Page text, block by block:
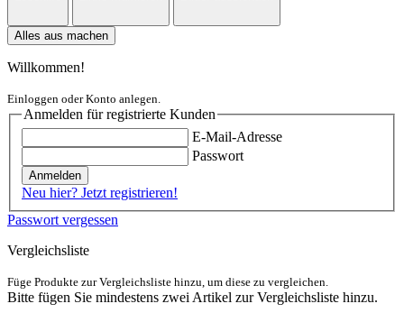
Alles aus machen
Willkommen!
Einloggen oder Konto anlegen.
Anmelden für registrierte Kunden
E-Mail-Adresse
Passwort
Anmelden
Neu hier? Jetzt registrieren!
Passwort vergessen
Vergleichsliste
Füge Produkte zur Vergleichsliste hinzu, um diese zu vergleichen.
Bitte fügen Sie mindestens zwei Artikel zur Vergleichsliste hinzu.